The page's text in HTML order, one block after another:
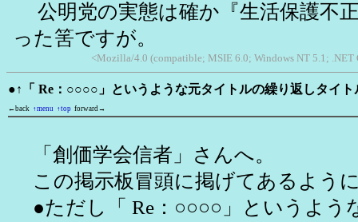
公明党の実態は確か『生活保護不
った筈ですが。
<Mozilla/4.0 (compatible; MSIE 6.0; Windows NT 5.1;
●↑「 Re：○○○○」というような元タイトルの繰り返しタイト
←back ↑menu ↑top forward→
「創価学会信者」さんへ。
この掲示板冒頭に掲げてあるよう
●ただし「 Re：○○○○」というよう